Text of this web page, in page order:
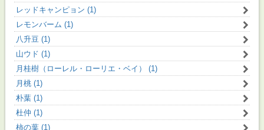
レッドキャンピョン (1)
レモンバーム (1)
八升豆 (1)
山ウド (1)
月桂樹（ローレル・ローリエ・ベイ） (1)
月桃 (1)
朴葉 (1)
杜仲 (1)
柿の葉 (1)